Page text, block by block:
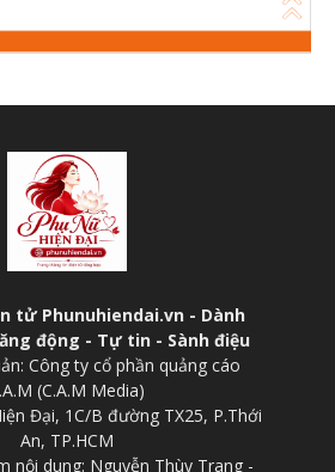
tử Phunuhiendai.vn - Dành
động - Tự tin - Sành điệu
Công ty cổ phần quảng cáo
(C.A.M Media)
Đại, 1C/B đường TX25, P.Thới
An, TP.HCM
nội dung: Nguyễn Thùy Trang -